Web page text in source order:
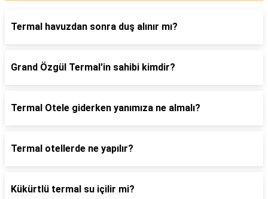
Termal havuzdan sonra duş alınır mı?
Grand Özgül Termal'in sahibi kimdir?
Termal Otele giderken yanımıza ne almalı?
Termal otellerde ne yapılır?
Kükürtlü termal su içilir mi?